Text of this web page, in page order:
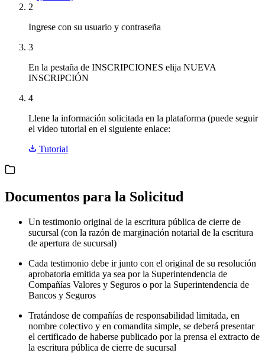
2
Ingrese con su usuario y contraseña
3
En la pestaña de INSCRIPCIONES elija NUEVA
INSCRIPCIÓN
4
Llene la información solicitada en la plataforma (puede seguir
el video tutorial en el siguiente enlace:
Tutorial
Documentos para la Solicitud
Un testimonio original de la escritura pública de cierre de
sucursal (con la razón de marginación notarial de la escritura
de apertura de sucursal)
Cada testimonio debe ir junto con el original de su resolución
aprobatoria emitida ya sea por la Superintendencia de
Compañías Valores y Seguros o por la Superintendencia de
Bancos y Seguros
Tratándose de compañías de responsabilidad limitada, en
nombre colectivo y en comandita simple, se deberá presentar
el certificado de haberse publicado por la prensa el extracto de
la escritura pública de cierre de sucursal